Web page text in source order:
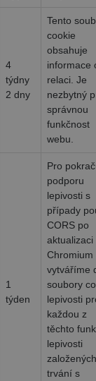
4
týdny
2 dny
Tento
cookie
obsahuje
informace
relaci. Je
nezbytný
správnou
funkčnost
webu.
1
týden
Pro
podporu
lepivosti s
případy
CORS po
aktualizaci
Chromium
vytváříme
soubory
lepivosti
každou z
těchto
lepivosti
trvání s